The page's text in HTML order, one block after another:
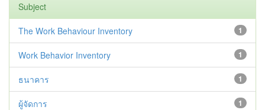
Subject
1
The Work Behaviour Inventory
1
Work Behavior Inventory
1
ธนาคาร
1
ผู้จัดการ